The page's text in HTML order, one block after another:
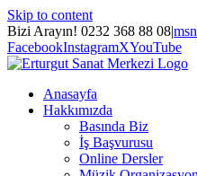
Skip to content
Bizi Arayın! 0232 368 88 08|
FacebookInstagramXYouTube
Anasayfa
Hakkımızda
Basında Biz
İş Başvurusu
Online Dersler